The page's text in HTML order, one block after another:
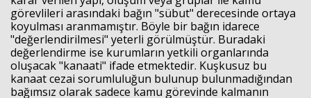
görevlileri arasındaki bağın "sübut" derecesinde ortaya
koyulması aranmamıştır. Böyle bir bağın idarece
"değerlendirilmesi" yeterli görülmüştür. Buradaki
değerlendirme ise kurumların yetkili organlarında
oluşacak "kanaati" ifade etmektedir. Kuşkusuz bu
kanaat cezai sorumluluğun bulunup bulunmadığından
bağımsız olarak sadece kamu görevinde kalmanın